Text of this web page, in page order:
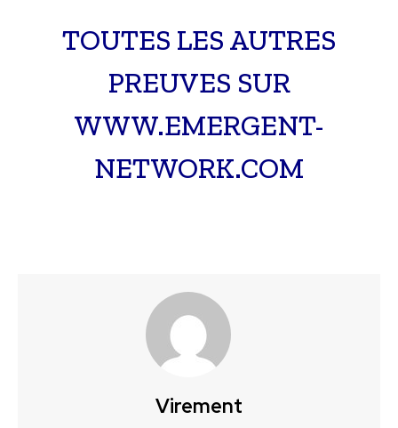
TOUTES LES AUTRES
PREUVES SUR
WWW.EMERGENT-
NETWORK.COM
Virement